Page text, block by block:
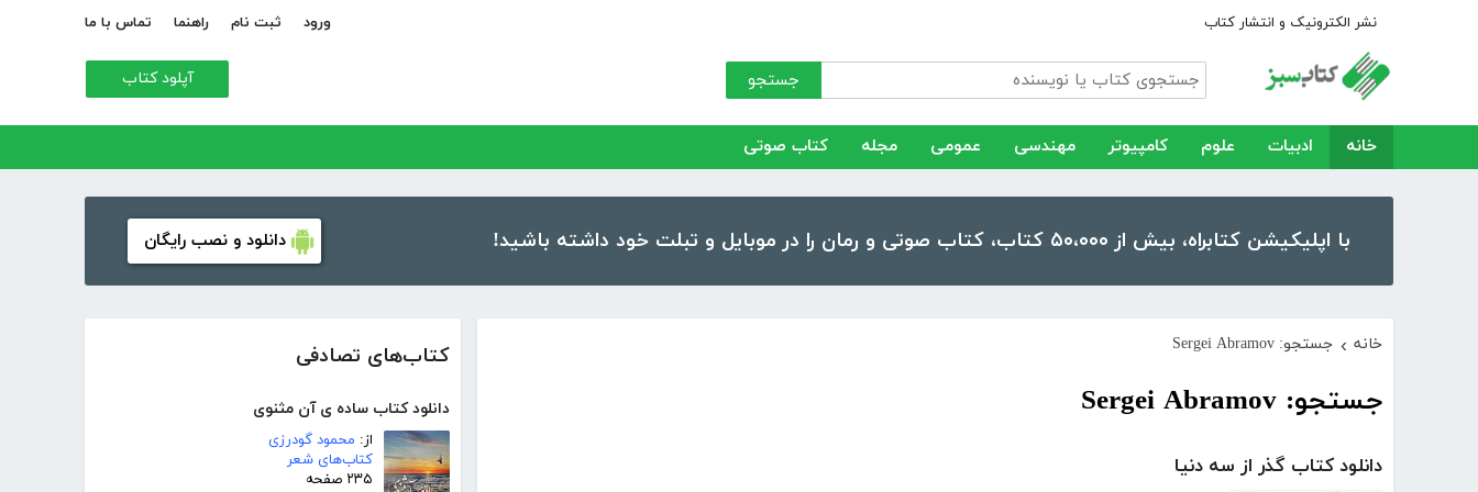
نشر الکترونیک و انتشار کتاب ورود ثبت نام راهنما تماس با ما
جستجو آپلود کتاب
خانه ادبیات علوم کامپیوتر مهندسی عمومی مجله کتاب صوتی
با اپلیکیشن کتابراه، بیش از ۵۰،۰۰۰ کتاب، کتاب صوتی و رمان را در موبایل و تبلت خود داشته باشید! دانلود و نصب رایگان
کتاب‌های تصادفی
دانلود کتاب ساده ی آن مثنوی
از: محمود گودرزی
کتاب‌های شعر
۲۳۵ صفحه
خانه › جستجو: Sergei Abramov
جستجو: Sergei Abramov
دانلود کتاب گذر از سه دنیا